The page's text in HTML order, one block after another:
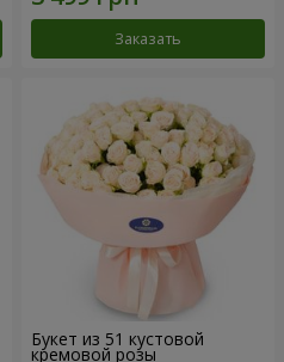
Заказать
Букет из 51 кустовой
кремовой розы